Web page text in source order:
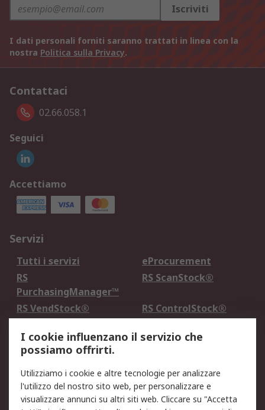
Iscriviti
I dati personali forniti saranno trattati in linea con la
nostra Politica sulla Privacy.
Contattaci
02.66.058.1
Seguici
Accettiamo
Servizi
Tutti i servizi
eProcurement
RS
PurchasingManager™
RS ScanStock®
RS VendStock®
RS ControlStock®
Legale
Informativa Cookie
Informativa Privacy -
Aggiornata
I cookie influenzano il servizio che
possiamo offrirti.
Utilizziamo i cookie e altre tecnologie per analizzare
l'utilizzo del nostro sito web, per personalizzare e
visualizzare annunci su altri siti web. Cliccare su "Accetta